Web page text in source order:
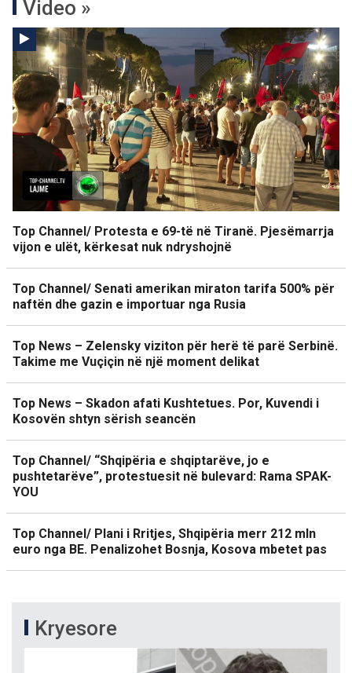
Video »
Top Channel/ Protesta e 69-të në Tiranë. Pjesëmarrja
vijon e ulët, kërkesat nuk ndryshojnë
Top Channel/ Senati amerikan miraton tarifa 500% për
naftën dhe gazin e importuar nga Rusia
Top News – Zelensky viziton për herë të parë Serbinë.
Takime me Vuçiçin në një moment delikat
Top News – Skadon afati Kushtetues. Por, Kuvendi i
Kosovën shtyn sërish seancën
Top Channel/ “Shqipëria e shqiptarëve, jo e
pushtetarëve”, protestuesit në bulevard: Rama SPAK-
YOU
Top Channel/ Plani i Rritjes, Shqipëria merr 212 mln
euro nga BE. Penalizohet Bosnja, Kosova mbetet pas
Kryesore